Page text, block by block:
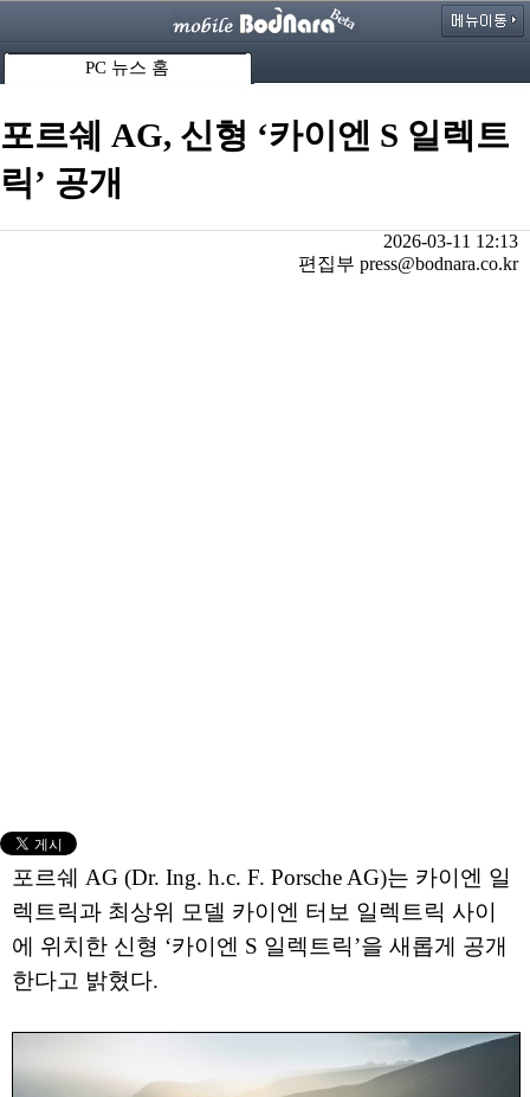
PC 뉴스 홈
포르쉐 AG, 신형 ‘카이엔 S 일렉트
릭’ 공개
2026-03-11 12:13
편집부 press@bodnara.co.kr
포르쉐 AG (Dr. Ing. h.c. F. Porsche AG)는 카이엔 일
렉트릭과 최상위 모델 카이엔 터보 일렉트릭 사이
에 위치한 신형 ‘카이엔 S 일렉트릭’을 새롭게 공개
한다고 밝혔다.